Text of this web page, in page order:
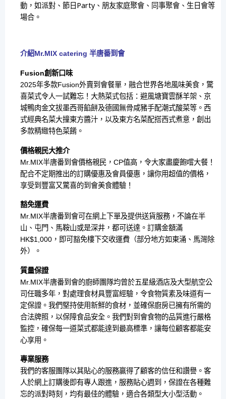
動，如派對、節日Party、朋友家庭聚會、同事聚會、生日會等
場合。
介紹Mr.MIX catering 半唐番到會
Fusion創新口味
2025年多款Fusion外賣到會餐單，融合世界各地風味美食，驚
喜菜式令人一試難忘！大熱菜式包括：避風塘寶雲酥羊架、京
城鴨肉金文拔墨西哥餡餅及德國無骨咸豬手配潮式酸菜等。西
式經典名菜大撞東方醬汁，以及東方名菜配搭西式煮意，創出
多款精緻特色菜餚。
價格親民大推介
Mr.MIX半唐番到會價格親民，CP值高，令大家盡慶飽嚐大餐！
配合不定期推出的訂購優惠及會員優惠，讓你用超值的價格，
享受到豐富又驚喜的到會美食體驗！
豁免運費
Mr.MIX半唐番到會可在網上下單及提供送貨服務，不論在半
山、屯門、馬鞍山或是深井，都可送達。訂購金額滿
HK$1,000，即可豁免樓下交收運費（部分地方如東涌、馬灣除
外）。
質量保證
Mr.MIX半唐番到會的廚師團隊均曾於五星級酒店及大型航空公
司任職多年，對處理食材具豐富經驗，令食物質素及味道有一
定保證。我們堅持使用新鮮的食材，並確保廚房已擁有所需的
合法牌照，以保障食品安全。我們對到會食物的品質進行嚴格
監控，確保每一道菜式都能達到最高標準，讓每位顧客都能安
心享用。
專業服務
我們的客服團隊以其貼心的服務贏得了顧客的信任和讚譽。客
人於網上訂購後即有專人跟進，服務貼心週到，保證在各種難
忘的派對時刻，均有最佳的體驗，適合各類型大小型活動。